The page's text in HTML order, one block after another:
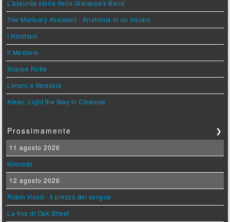
L'assurda storia della Gialappa's Band
The Mortuary Assistant - Anatomia di un Incubo
I Nisidiani
Il Mestiere
Scarpe Rotte
Limoni a Varsavia
Ateez: Light the Way in Cinemas
Prossimamente ❯
11 agosto 2026
Nimrods
12 agosto 2026
Robin Hood - Il prezzo del sangue
La fine di Oak Street